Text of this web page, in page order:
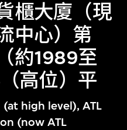
櫃大廈（現
中心）第
約1989至
高位）平
high level), ATL
(now ATL